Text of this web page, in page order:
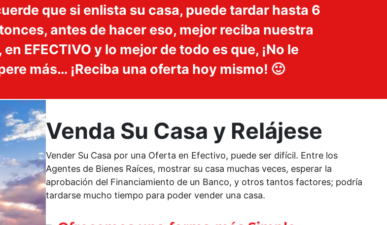
que si enlista su casa, puede tardar hasta 6
antes de hacer eso, mejor reciba nuestra
EFECTIVO y lo mejor de todo es que, ¡No le
más… ¡Reciba una oferta hoy mismo! 🙂
Venda Su Casa y Relájese
Vender Su Casa por una Oferta en Efectivo, puede ser difícil. Entre los
Agentes de Bienes Raíces, mostrar su casa muchas veces, esperar la
aprobación del Financiamiento de un Banco, y otros tantos factores; podría
tardarse mucho tiempo para poder vender una casa.